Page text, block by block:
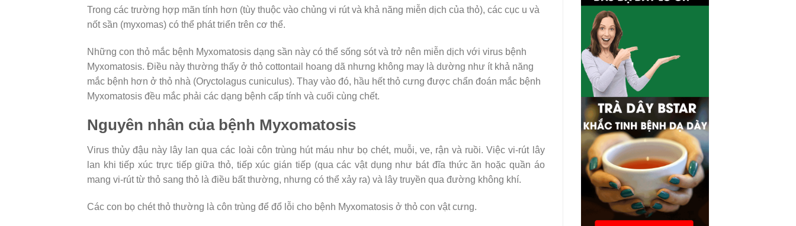
Trong các trường hợp mãn tính hơn (tùy thuộc vào chủng vi rút và khả năng miễn dịch của thỏ), các cục u và
nốt sần (myxomas) có thể phát triển trên cơ thể.
Những con thỏ mắc bệnh Myxomatosis dạng sần này có thể sống sót và trở nên miễn dịch với virus bệnh
Myxomatosis. Điều này thường thấy ở thỏ cottontail hoang dã nhưng không may là dường như ít khả năng
mắc bệnh hơn ở thỏ nhà (Oryctolagus cuniculus). Thay vào đó, hầu hết thỏ cưng được chẩn đoán mắc bệnh
Myxomatosis đều mắc phải các dạng bệnh cấp tính và cuối cùng chết.
Nguyên nhân của bệnh Myxomatosis
Virus thủy đậu này lây lan qua các loài côn trùng hút máu như bọ chét, muỗi, ve, rận và ruồi. Việc vi-rút lây
lan khi tiếp xúc trực tiếp giữa thỏ, tiếp xúc gián tiếp (qua các vật dụng như bát đĩa thức ăn hoặc quần áo
mang vi-rút từ thỏ sang thỏ là điều bất thường, nhưng có thể xảy ra) và lây truyền qua đường không khí.
Các con bọ chét thỏ thường là côn trùng để đổ lỗi cho bệnh Myxomatosis ở thỏ con vật cưng.